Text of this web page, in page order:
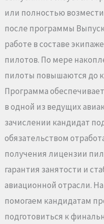
или полностью
после программы
работе в составе
пилотов. По мере
пилоты повышаются до
Программа
в одной из ведущих
зачислении кандидат
обязательством
получения лицензии
гарантия занятости и
авиационной отрасли.
помогаем кандидатам
подготовиться к